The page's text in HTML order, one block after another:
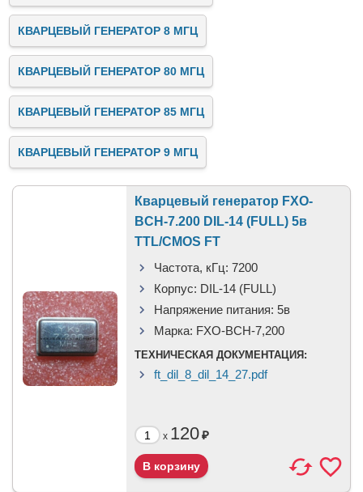
КВАРЦЕВЫЙ ГЕНЕРАТОР 8 МГЦ
КВАРЦЕВЫЙ ГЕНЕРАТОР 80 МГЦ
КВАРЦЕВЫЙ ГЕНЕРАТОР 85 МГЦ
КВАРЦЕВЫЙ ГЕНЕРАТОР 9 МГЦ
Кварцевый генератор FXO-
BCH-7.200 DIL-14 (FULL) 5в
TTL/CMOS FT
Частота, кГц: 7200
Корпус: DIL-14 (FULL)
Напряжение питания: 5в
Марка: FXO-BCH-7,200
ТЕХНИЧЕСКАЯ ДОКУМЕНТАЦИЯ:
ft_dil_8_dil_14_27.pdf
x 120₽